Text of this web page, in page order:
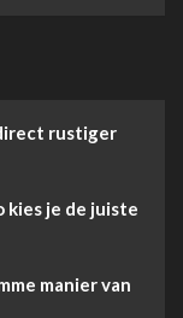
rustiger
kies je de juiste
manier van